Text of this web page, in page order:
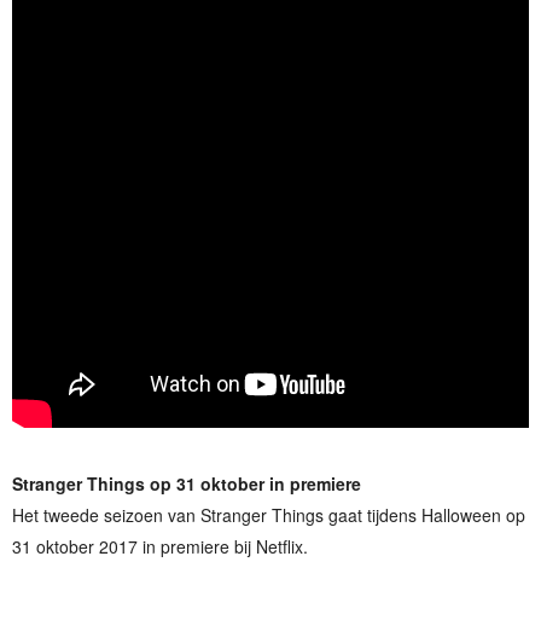
Stranger Things op 31 oktober in premiere
Het tweede seizoen van Stranger Things gaat tijdens Halloween op
31 oktober 2017 in premiere bij Netflix.